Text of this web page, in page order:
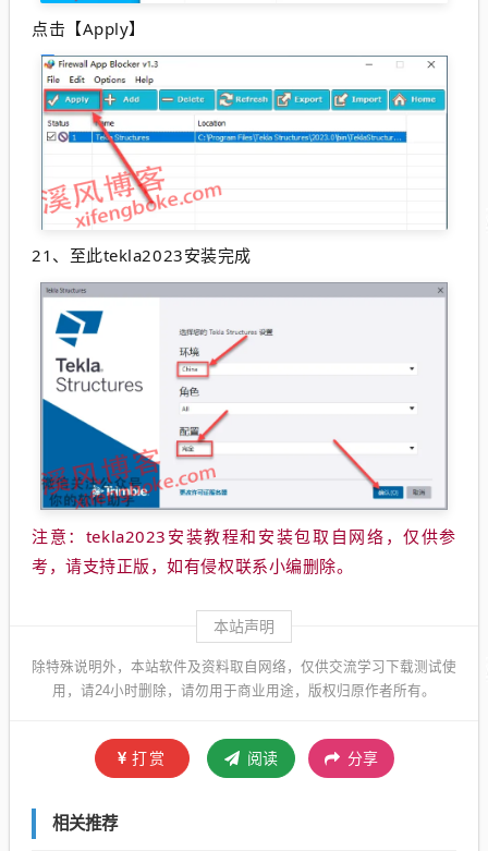
点击【Apply】
21、至此tekla2023安装完成
注意：tekla2023安装教程和安装包取自网络，仅供参
考，请支持正版，如有侵权联系小编删除。
本站声明
除特殊说明外，本站软件及资料取自网络，仅供交流学习下载测试使
用，请24小时删除，请勿用于商业用途，版权归原作者所有。
打赏 阅读 分享
相关推荐